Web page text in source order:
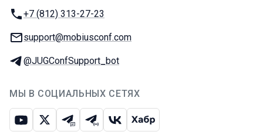
Телефон:
+7 (812) 313-27-23
E-mail:
support@mobiusconf.com
Телеграм:
@JUGConfSupport_bot
МЫ В СОЦИАЛЬНЫХ СЕТЯХ
ЮтубИкс Телеграм-чат
Телеграм-канал
ВКонтакте
Хабр